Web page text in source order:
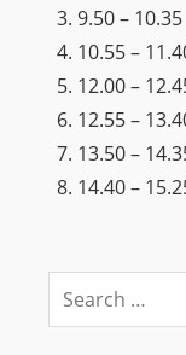
9.50 – 10.35
10.55 –
12.00 –
12.55 –
13.50 –
14.40 –